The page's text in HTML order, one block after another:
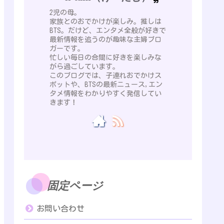
2児の母。
家族とのおでかけが楽しみ。推しは
BTS。だけど、エンタメ全般が好きで
最新情報を追うのが趣味な主婦ブロ
ガーです。
忙しい毎日の合間に好きを楽しみな
がら過ごしています。
このブログでは、子連れおでかけス
ポットや、BTSの最新ニュース,エン
タメ情報をわかりやすく発信してい
きます！
固定ページ
お問い合わせ